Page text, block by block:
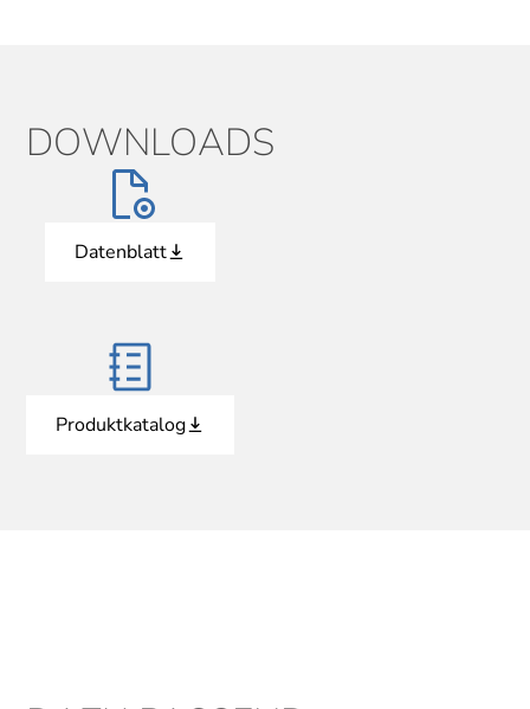
DOWNLOADS
Datenblatt
Produktkatalog